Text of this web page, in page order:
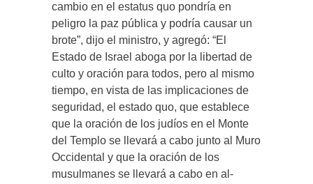
cambio en el estatus quo pondría en
peligro la paz pública y podría causar un
brote”, dijo el ministro, y agregó: “El
Estado de Israel aboga por la libertad de
culto y oración para todos, pero al mismo
tiempo, en vista de las implicaciones de
seguridad, el estado quo, que establece
que la oración de los judíos en el Monte
del Templo se llevará a cabo junto al Muro
Occidental y que la oración de los
musulmanes se llevará a cabo en al-